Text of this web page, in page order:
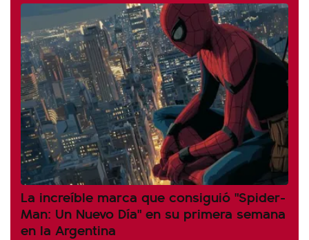
La increíble marca que consiguió "Spider-
Man: Un Nuevo Día" en su primera semana
en la Argentina